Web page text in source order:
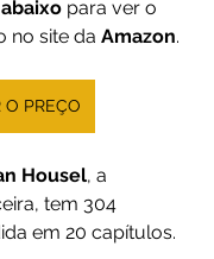
para ver o
no site da Amazon.
O PREÇO
Housel, a
tem 304
em 20 capítulos.